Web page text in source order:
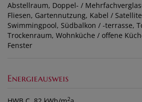
Abstellraum Doppel- /
Fliesen Gartennutzung Kabel /
Swimmingpool Südbalkon / -terrasse
Trockenraum Wohnküche / offene
Fenster
Energieausweis
2